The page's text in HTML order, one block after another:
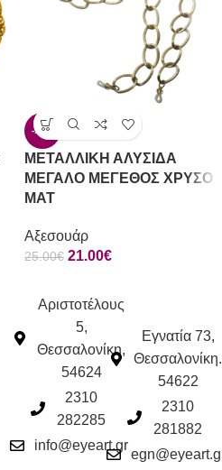
-16%
ΜΕΤΑΛΛΙΚΗ ΑΛΥΣΙΔΑ
ΜΕΓΑΛΟ ΜΕΓΕΘΟΣ ΧΡΥΣΟ
ΜΑΤ
Αξεσουάρ
25.00€ 21.00€
Αριστοτέλους
5,
Θεσσαλονίκη,
54624
2310
282285
info@eyeart.gr
Εγνατία 73,
Θεσσαλονίκη.
54622
2310
281882